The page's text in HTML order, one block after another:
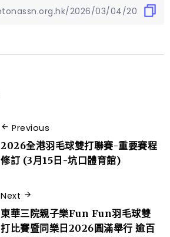
Previous
2026全港羽毛球雙打聯賽-重要賽程
修訂 (3月15日-坑口體育館)
Next
東華三院親子樂Fun Fun羽毛球雙
打比賽暨同樂日2026圓滿舉行 逾百